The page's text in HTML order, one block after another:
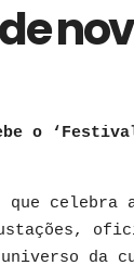
de
o
celebra
universo da